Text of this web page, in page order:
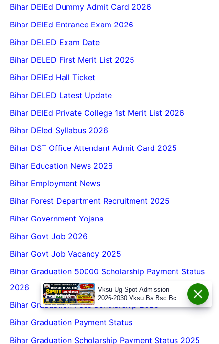
Bihar DElEd Dummy Admit Card 2026
Bihar DElEd Entrance Exam 2026
Bihar DELED Exam Date
Bihar DELED First Merit List 2025
Bihar DElEd Hall Ticket
Bihar DELED Latest Update
Bihar DElEd Private College 1st Merit List 2026
Bihar DEled Syllabus 2026
Bihar DST Office Attendant Admit Card 2025
Bihar Education News 2026
Bihar Employment News
Bihar Forest Department Recruitment 2025
Bihar Government Yojana
Bihar Govt Job 2026
Bihar Govt Job Vacancy 2025
Bihar Graduation 50000 Scholarship Payment Status
2026
Bihar Graduation Pass Scholarship 2026
Bihar Graduation Payment Status
Bihar Graduation Scholarship Payment Status 2025
Vksu Ug Spot Admission
2026-2030 Vksu Ba Bsc Bcom
Spot Admission 2026-30